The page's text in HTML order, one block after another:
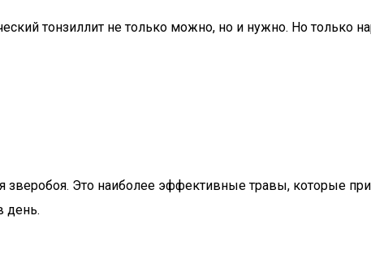
тонзиллит не только можно, но и нужно. Но
Это наиболее эффективные травы, которые
день.